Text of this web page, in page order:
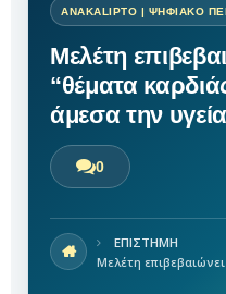
Μελέτη
“θέματα
άμεσα την
0
ΕΠΙΣΤΗΜΗ